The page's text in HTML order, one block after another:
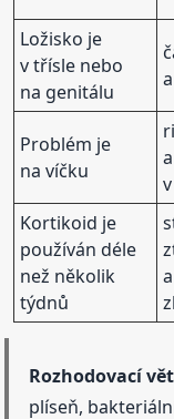
Ložisko je
v třísle nebo
na genitálu
Problém je
na víčku
Kortikoid je
používán déle
než několik
týdnů
Rozhodovací
plíseň,